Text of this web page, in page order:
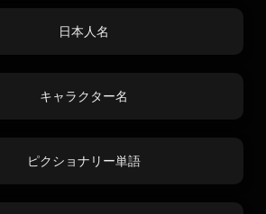
日本人名
キャラクター名
ピクショナリー単語